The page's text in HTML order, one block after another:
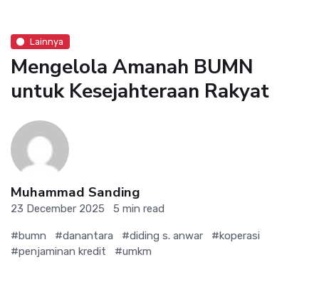
Lainnya
Mengelola Amanah BUMN
untuk Kesejahteraan Rakyat
Muhammad Sanding
23 December 2025 5 min read
#bumn #danantara #diding s. anwar
#koperasi
#penjaminan kredit
#umkm